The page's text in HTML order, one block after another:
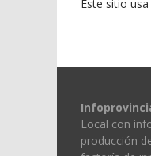
Este sitio
Local con
producción